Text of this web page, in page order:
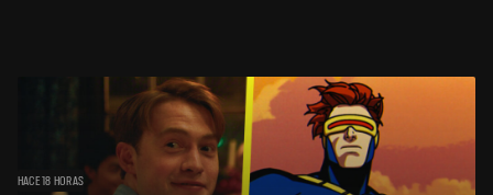
HACE 18 HORAS